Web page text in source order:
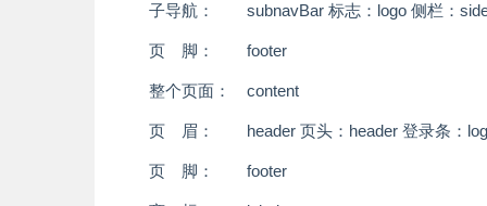
子导航： subnavBar 标志：logo 侧栏：
页 脚： footer
整个页面： content
页 眉： header 页头：header 登录条：
页 脚： footer